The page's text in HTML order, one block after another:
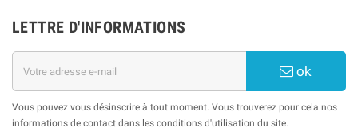
LETTRE D'INFORMATIONS
ok
Vous pouvez vous désinscrire à tout moment. Vous trouverez pour cela nos
informations de contact dans les conditions d'utilisation du site.